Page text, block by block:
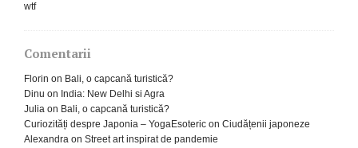
wtf
Comentarii
Florin on Bali, o capcană turistică?
Dinu on India: New Delhi si Agra
Julia on Bali, o capcană turistică?
Curiozități despre Japonia – YogaEsoteric on Ciudățenii japoneze
Alexandra on Street art inspirat de pandemie